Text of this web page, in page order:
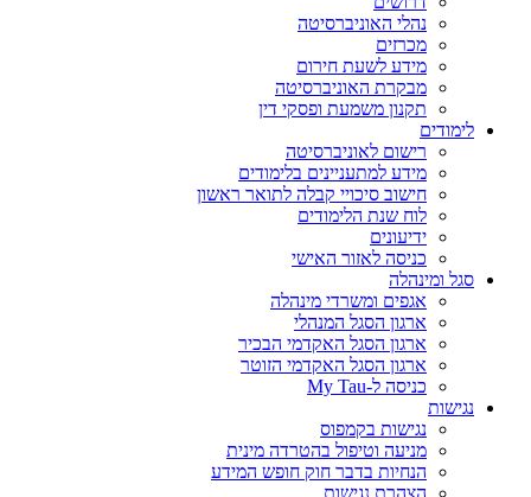
נהלי האוניברסיטה
מכרזים
מידע לשעת חירום
מבקרת האוניברסיטה
תקנון משמעת ופסקי דין
לימודים
רישום לאוניברסיטה
מידע למתעניינים בלימודים
חישוב סיכויי קבלה לתואר ראשון
לוח שנת הלימודים
ידיעונים
כניסה לאזור האישי
סגל ומינהלה
אגפים ומשרדי מינהלה
ארגון הסגל המנהלי
ארגון הסגל האקדמי הבכיר
ארגון הסגל האקדמי הזוטר
כניסה ל-My Tau
נגישות
נגישות בקמפוס
מניעה וטיפול בהטרדה מינית
הנחיות בדבר חוק חופש המידע